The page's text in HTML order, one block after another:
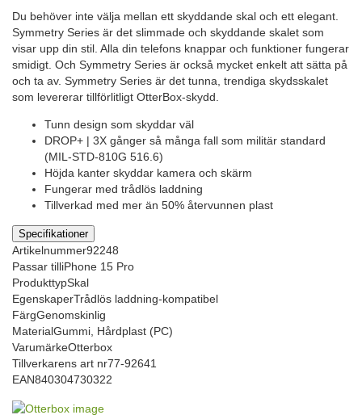
Du behöver inte välja mellan ett skyddande skal och ett elegant.
Symmetry Series är det slimmade och skyddande skalet som
visar upp din stil. Alla din telefons knappar och funktioner fungerar
smidigt. Och Symmetry Series är också mycket enkelt att sätta på
och ta av. Symmetry Series är det tunna, trendiga skydsskalet
som levererar tillförlitligt OtterBox-skydd.
Tunn design som skyddar väl
DROP+ | 3X gånger så många fall som militär standard
(MIL-STD-810G 516.6)
Höjda kanter skyddar kamera och skärm
Fungerar med trådlös laddning
Tillverkad med mer än 50% återvunnen plast
Specifikationer
Artikelnummer92248
Passar tilliPhone 15 Pro
ProdukttypSkal
EgenskaperTrådlös laddning-kompatibel
FärgGenomskinlig
MaterialGummi, Hårdplast (PC)
VarumärkeOtterbox
Tillverkarens art nr77-92641
EAN840304730322